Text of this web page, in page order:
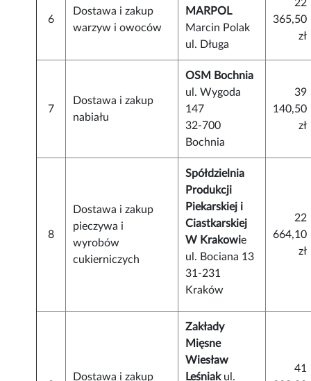
6
Dostawa i zakup
warzyw i owoców
MARPOL
Marcin Polak
ul. Długa
22
365,50
zł
7
Dostawa i zakup
nabiału
OSM Bochnia
ul. Wygoda
147
32-700
Bochnia
39
140,50
zł
8
Dostawa i zakup
pieczywa i
wyrobów
cukierniczych
Spółdzielnia
Produkcji
Piekarskiej i
Ciastkarskiej
W Krakowie
ul. Bociana 13
31-231
Kraków
22
664,10
zł
Dostawa i zakup
Zakłady
Mięsne
Wiesław
Leśniakul.
41